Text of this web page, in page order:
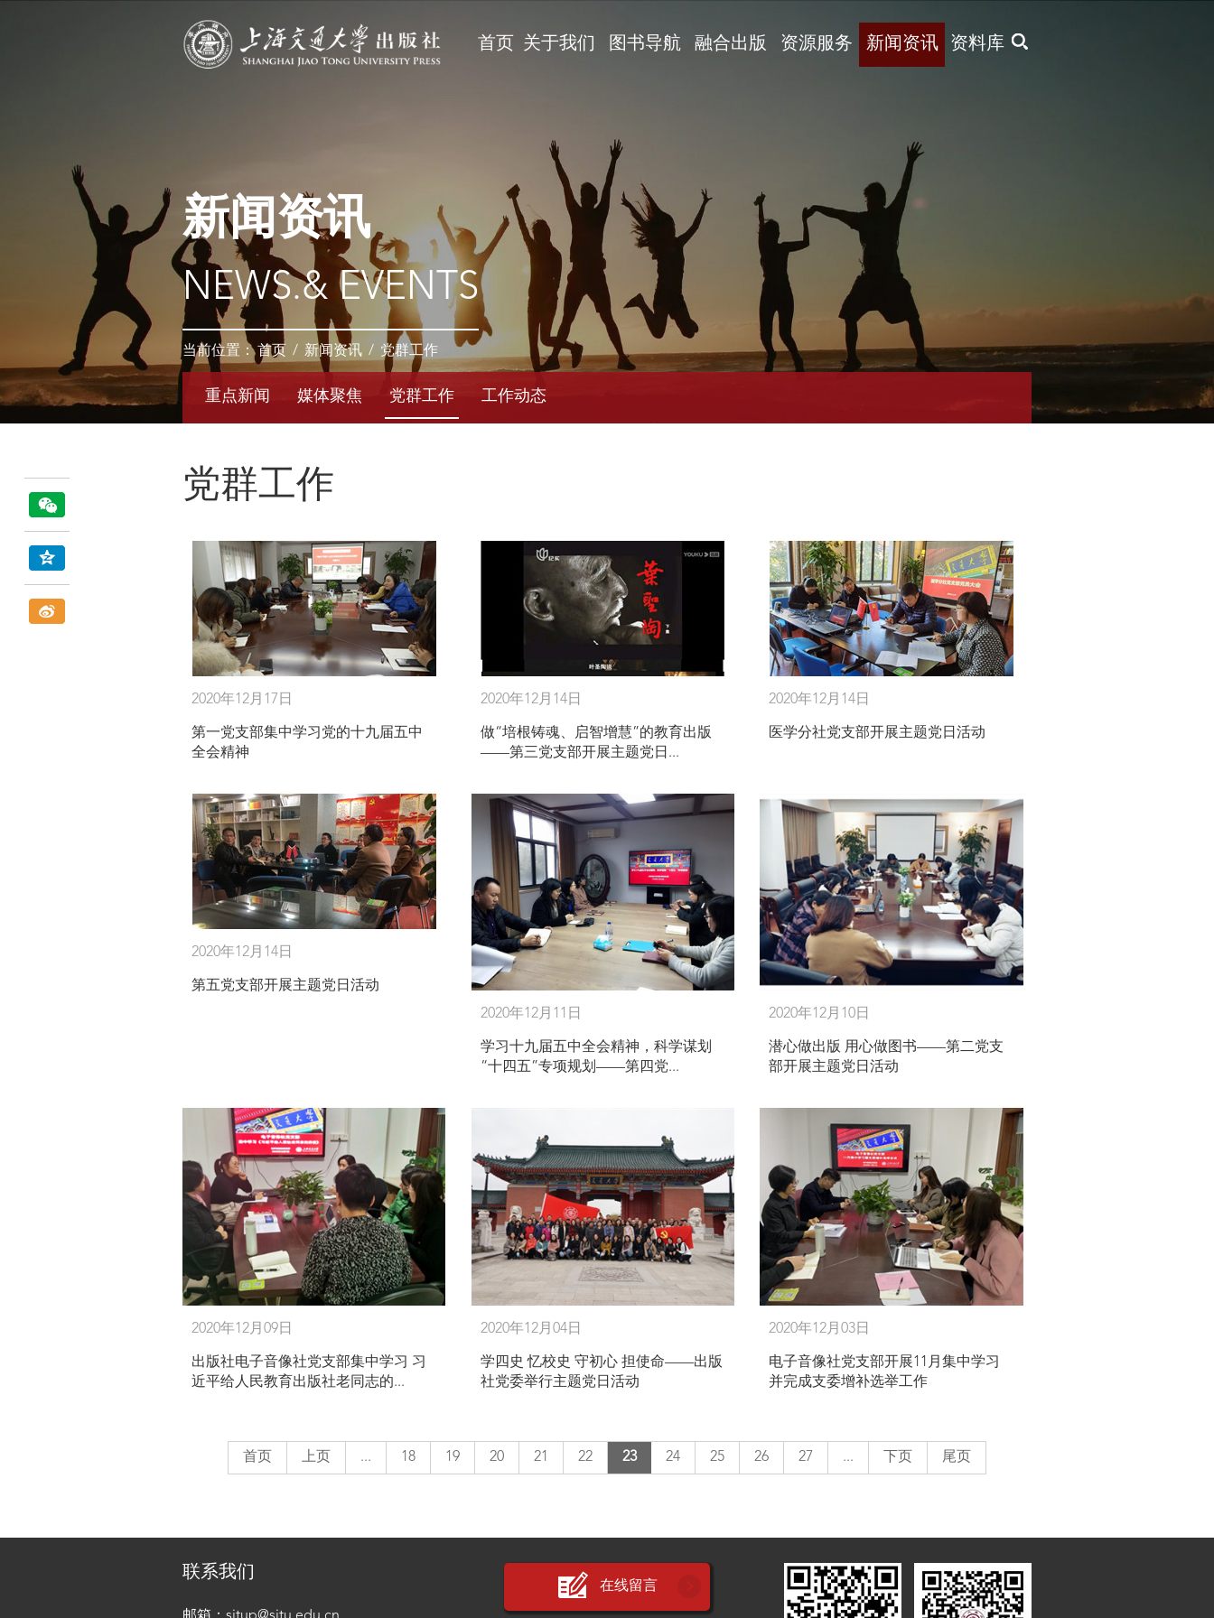
X
首页 关于我们 图书导航 融合出版 资源服务 新闻资讯 资料库
新闻资讯
NEWS.& EVENTS
当前位置：首页 / 新闻资讯 / 党群工作
重点新闻 媒体聚焦 党群工作 工作动态
党群工作
2020年12月17日
第一党支部集中学习党的十九届五中
全会精神
2020年12月14日
做“培根铸魂、启智增慧”的教育出版
——第三党支部开展主题党日...
2020年12月14日
医学分社党支部开展主题党日活动
2020年12月14日
第五党支部开展主题党日活动
2020年12月11日
学习十九届五中全会精神，科学谋划
“十四五”专项规划——第四党...
2020年12月10日
潜心做出版 用心做图书——第二党支
部开展主题党日活动
2020年12月09日
出版社电子音像社党支部集中学习 习
近平给人民教育出版社老同志的...
2020年12月04日
学四史 忆校史 守初心 担使命——出版
社党委举行主题党日活动
2020年12月03日
电子音像社党支部开展11月集中学习
并完成支委增补选举工作
首页 上页 ... 18 19 20 21 22 23 24 25 26 27 ... 下页 尾页
联系我们
在线留言